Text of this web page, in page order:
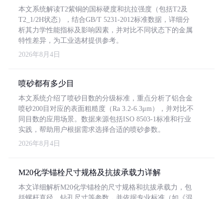
本文系统解读T2紫铜的国标硬度和抗拉强度（包括T2及
T2_1/2H状态），结合GB/T 5231-2012标准数据，详细分
析其力学性能指标及影响因素，并对比不同状态下的金属
特性差异，为工业选材提供参考。
2026年8月4日
喷砂都有多少目
本文系统介绍了喷砂目数的分级标准，重点分析了铝合金
喷砂200目对应的表面粗糙度（Ra 3.2-6.3μm），并对比不
同目数的应用场景。数据来源包括ISO 8503-1标准和行业
实践，帮助用户根据需求选择合适的喷砂参数。
2026年8月4日
M20化学锚栓尺寸规格及抗拔承载力详解
本文详细解析M20化学锚栓的尺寸规格和抗拔承载力，包